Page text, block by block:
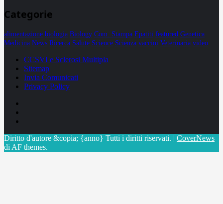
Categorie
alimentazione biologia Biology Com. Stampa Epatiti featured Genetica
Medicina News Ricerca Salute Science Scienza vaccini Veterinaria video
CCSVI e Sclerosi Multipla
Sitemap
Invia Comunicati
Privacy Policy
Diritto d'autore &copia; {anno} Tutti i diritti riservati. | CoverNews
di AF themes.